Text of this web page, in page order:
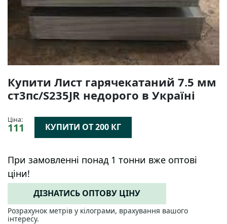
Купити Лист гарячекатаний 7.5 мм
ст3пс/S235JR недорого в Україні
Ціна:
111 КУПИТИ ОТ 200 КГ
При замовленні понад 1 тонни вже оптові
ціни!
ДІЗНАТИСЬ ОПТОВУ ЦІНУ
Розрахунок метрів у кілограми, врахування вашого
інтересу.